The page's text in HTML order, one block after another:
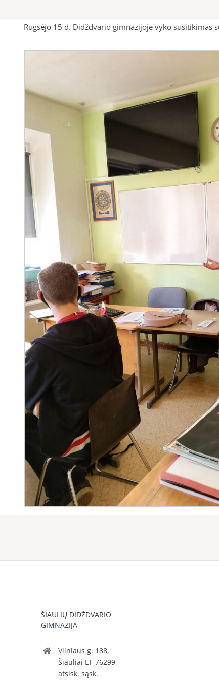
Rugsėjo 15 d. Didždvario gimnazijoje vyko
ŠIAULIŲ DIDŽDVARIO
GIMNAZIJA
Vilniaus g. 188,
Šiauliai LT-76299,
atsisk. sąsk.